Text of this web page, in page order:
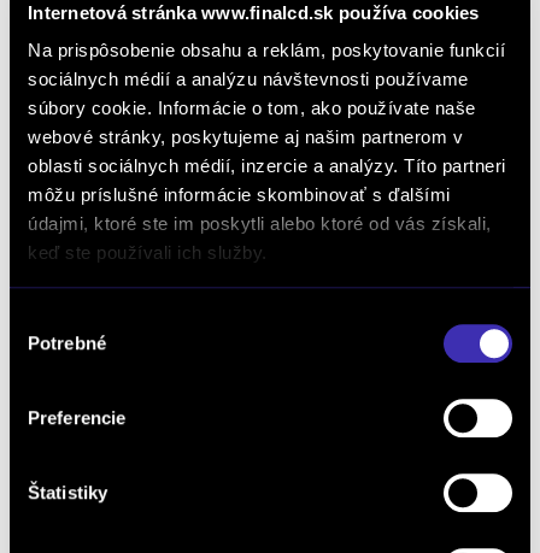
Internetová stránka www.finalcd.sk používa cookies
Na prispôsobenie obsahu a reklám, poskytovanie funkcií
sociálnych médií a analýzu návštevnosti používame
súbory cookie. Informácie o tom, ako používate naše
webové stránky, poskytujeme aj našim partnerom v
oblasti sociálnych médií, inzercie a analýzy. Títo partneri
môžu príslušné informácie skombinovať s ďalšími
údajmi, ktoré ste im poskytli alebo ktoré od vás získali,
keď ste používali ich služby.
súhlasu
Potrebné
Preferencie
Štatistiky
newslettrov prezentujúcich ponuku a služby autorizovaných predajcov
oboznámim TU.
Dopyt na vozidlo